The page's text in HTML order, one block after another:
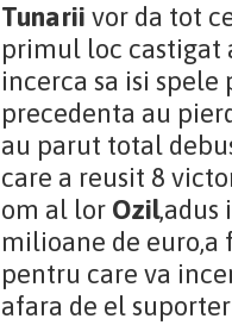
Tunarii vor da tot
primul loc castigat
incerca sa isi
precedenta au
au parut total
care a reusit 8
om al lor Ozil,adus
milioane de
pentru care va
afara de el